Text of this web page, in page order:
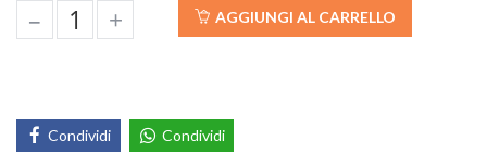
– + AGGIUNGI AL CARRELLO
Condividi Condividi